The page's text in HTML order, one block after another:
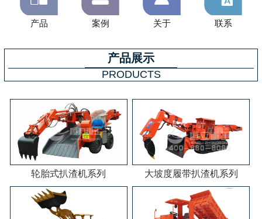
产品 案例 关于 联系
产品展示
PRODUCTS
轮胎式扒渣机系列 大坡度履带扒渣机系列